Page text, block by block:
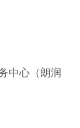
中心（朗润